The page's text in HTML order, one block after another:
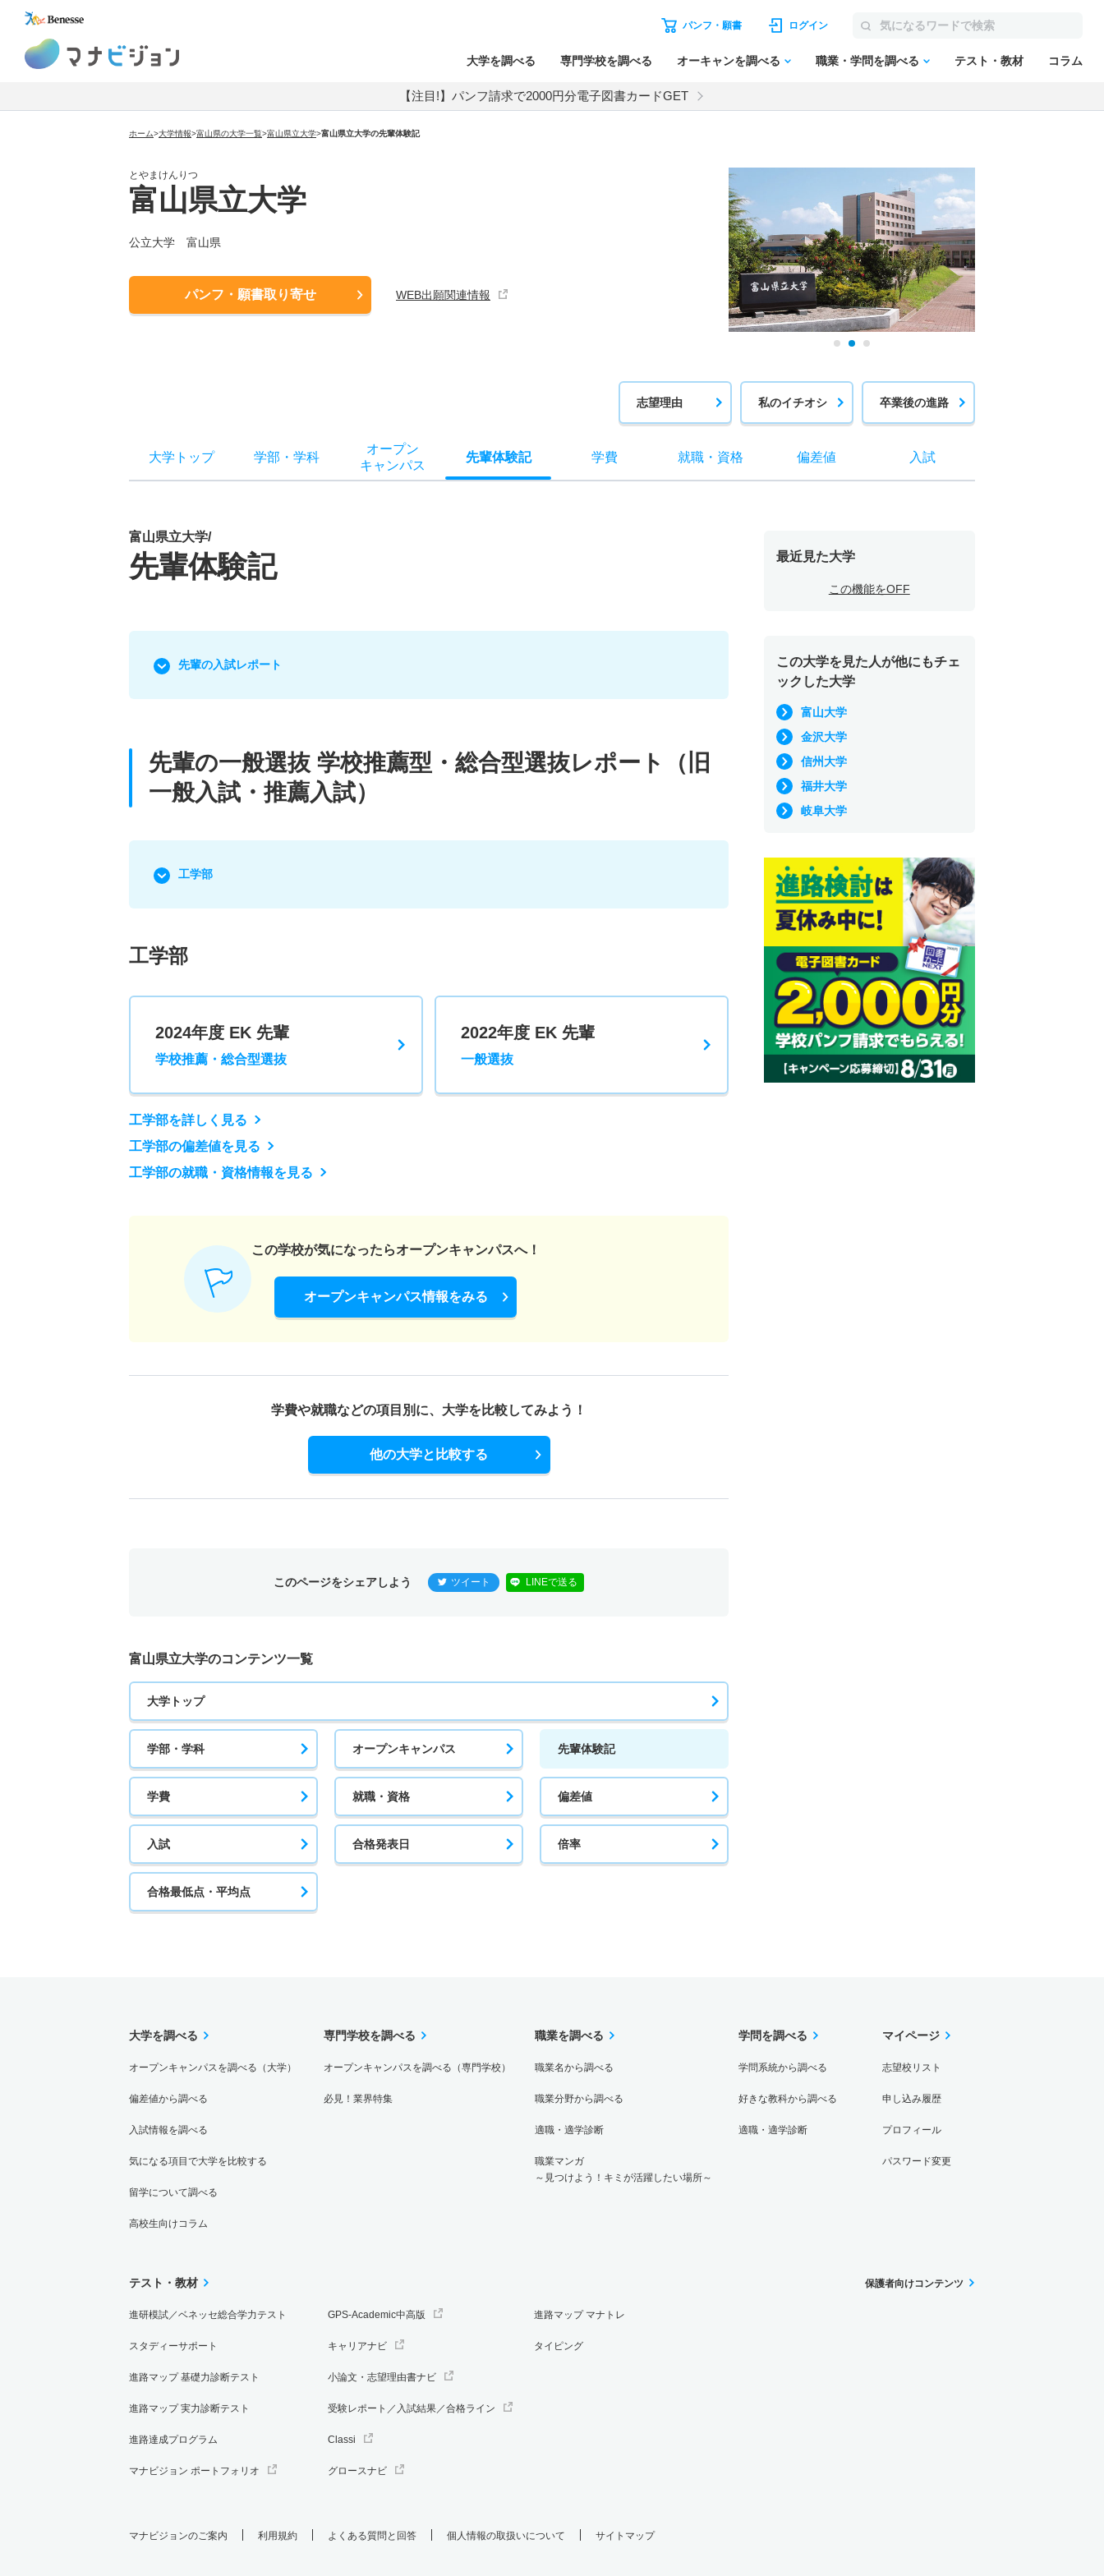
パンフ・願書 ログイン
大学を調べる 専門学校を調べる オーキャンを調べる 職業・学問を調べる テスト・教材 コラム
【注目!】パンフ請求で2000円分電子図書カードGET
ホーム>大学情報>富山県の大学一覧>富山県立大学>富山県立大学の先輩体験記
とやまけんりつ
富山県立大学
公立大学 富山県
パンフ・願書取り寄せ WEB出願関連情報
志望理由 私のイチオシ 卒業後の進路
大学トップ 学部 ・ 学科
オープン
キャンパス
先輩体験記 学費 就職・ 資格 偏差値 入試
富山県立大学/
先輩体験記
先輩の入試レポート
先輩の一般選抜 学校推薦型・総合型選抜レポート（旧
一般入試・推薦入試）
工学部
工学部
2024年度 EK 先輩
学校推薦・総合型選抜
2022年度 EK 先輩
一般選抜
工学部を詳しく見る
工学部の偏差値を見る
工学部の就職・資格情報を見る
この学校が気になったらオープンキャンパスへ！
オープンキャンパス情報をみる
学費や就職などの項目別に、 大学を比較してみよう！
他の大学と比較する
このページをシェアしよう ツイート LINEで送る
富山県立大学のコンテンツ一覧
大学トップ
学部・学科 オープンキャンパス 先輩体験記
学費 就職・資格 偏差値
入試 合格発表日 倍率
合格最低点・平均点
最近見た大学
この機能をOFF
この大学を見た人が他にもチェ
ックした大学
富山大学
金沢大学
信州大学
福井大学
岐阜大学
大学を調べる
オープンキャンパスを調べる（大学）
偏差値から調べる
入試情報を調べる
気になる項目で大学を比較する
留学について調べる
高校生向けコラム
専門学校を調べる
オープンキャンパスを調べる（専門学校）
必見！業界特集
職業を調べる
職業名から調べる
職業分野から調べる
適職・適学診断
職業マンガ
～見つけよう！キミが活躍したい場所～
学問を調べる
学問系統から調べる
好きな教科から調べる
適職・適学診断
マイページ
志望校リスト
申し込み履歴
プロフィール
パスワード変更
テスト・教材
進研模試／ベネッセ総合学力テスト
スタディーサポート
進路マップ 基礎力診断テスト
進路マップ 実力診断テスト
進路達成プログラム
マナビジョン ポートフォリオ
GPS-Academic中高版
キャリアナビ
小論文・志望理由書ナビ
受験レポート／入試結果／合格ライン
Classi
グロースナビ
進路マップ マナトレ
タイピング
保護者向けコンテンツ
マナビジョンのご案内 利用規約 よくある質問と回答 個人情報の取扱いについて サイトマップ